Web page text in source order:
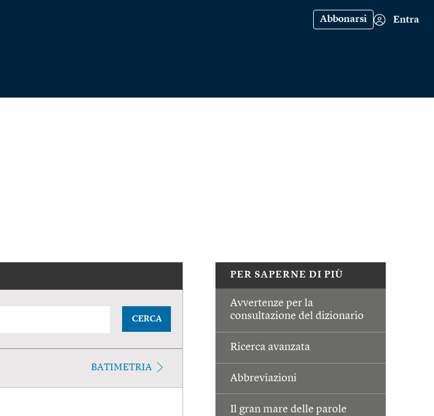
Abbonarsi Entra
PER SAPERNE DI PIÙ
Avvertenze per la
consultazione del dizionario
Ricerca avanzata
Abbreviazioni
Il gran mare delle parole
CERCA
BATIMETRIA